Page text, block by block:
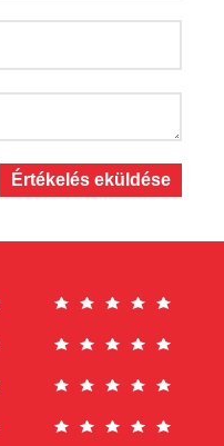
Értékelés eküldése